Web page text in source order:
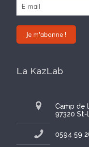
La KazLab
Camp de
97320 St-
0594 59